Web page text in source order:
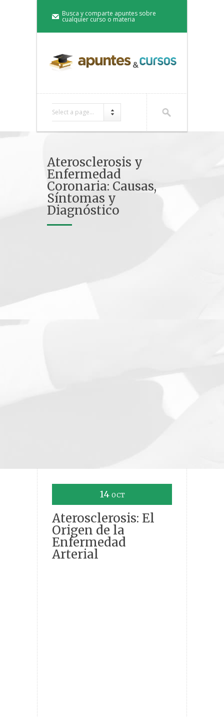
Busca y comparte apuntes sobre
cualquier curso o materia
Select a page...
Aterosclerosis y
Enfermedad
Coronaria: Causas,
Síntomas y
Diagnóstico
14 OCT
Aterosclerosis: El
Origen de la
Enfermedad
Arterial